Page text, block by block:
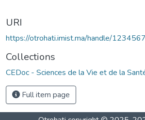
URI
https://otrohati.imist.ma/handle/
Collections
CEDoc - Sciences de la Vie et de la
Full item page